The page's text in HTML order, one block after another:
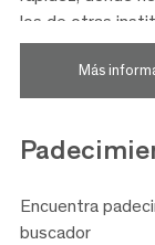
los de otras
Más
Encuentra
buscador